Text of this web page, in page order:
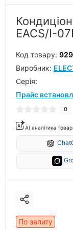
EACS/I-
Код товару:
Виробник:
Серiя:
Прайс
0
AI аналітика
По запиту